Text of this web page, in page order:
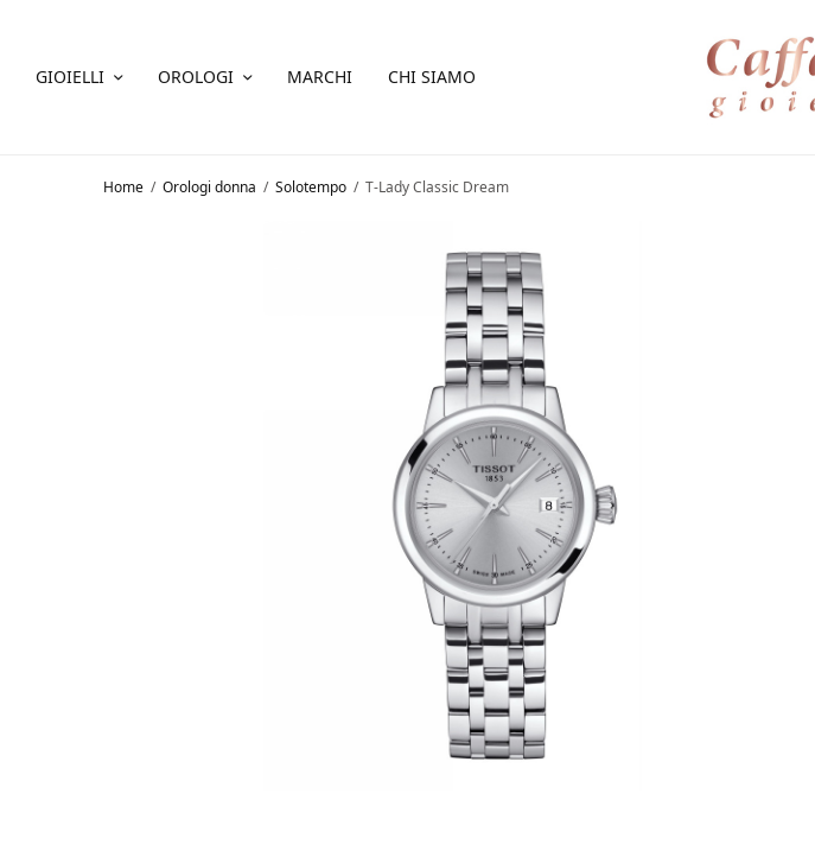
GIOIELLI OROLOGI MARCHI CHI SIAMO
Home / Orologi donna / Solotempo / T-Lady Classic Dream